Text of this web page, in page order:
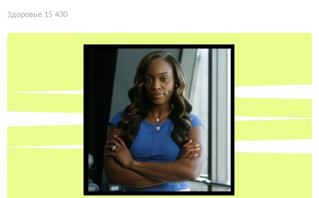
Здоровье 15 430